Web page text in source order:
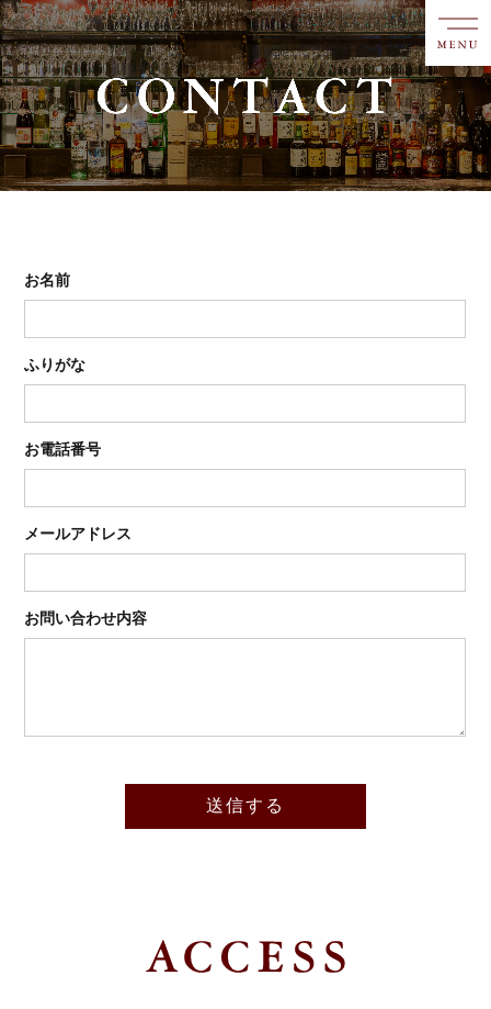
お名前
ふりがな
お電話番号
メールアドレス
お問い合わせ内容